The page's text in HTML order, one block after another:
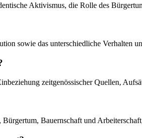
Aktivismus, die Rolle des
sowie das unterschiedliche Verhalten
zeitgenössischer Quellen,
Bauernschaft und